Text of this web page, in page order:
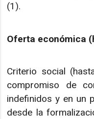
(1).
Oferta económica
Criterio social
compromiso de
indefinidos y en un
desde la